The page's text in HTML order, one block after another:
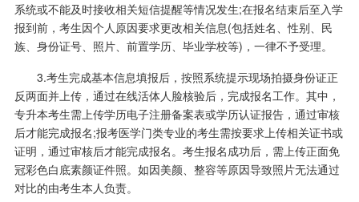
系统或不能及时接收相关短信提醒等情况发生;在报名结束后至入学
报到前，考生因个人原因要求更改相关信息(包括姓名、性别、民
族、身份证号、照片、前置学历、毕业学校等)，一律不予受理。
3.考生完成基本信息填报后，按照系统提示现场拍摄身份证正
反两面并上传，通过在线活体人脸核验后，完成报名工作。其中，
专升本考生需上传学历电子注册备案表或学历认证报告，通过审核
后才能完成报名;报考医学门类专业的考生需按要求上传相关证书或
证明，通过审核后才能完成报名。考生报名成功后，需上传正面免
冠彩色白底素颜证件照。如因美颜、整容等原因导致照片无法通过
对比的由考生本人负责。